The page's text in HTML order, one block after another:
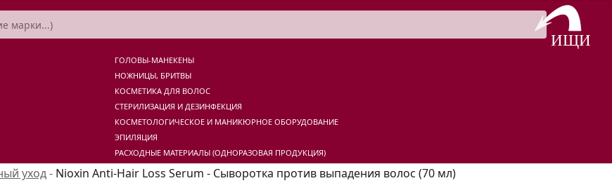
ГОЛОВЫ-МАНЕКЕНЫ
НОЖНИЦЫ, БРИТВЫ
КОСМЕТИКА ДЛЯ ВОЛОС
СТЕРИЛИЗАЦИЯ И ДЕЗИНФЕКЦИЯ
КОСМЕТОЛОГИЧЕСКОЕ И МАНИКЮРНОЕ ОБОРУДОВАНИЕ
ЭПИЛЯЦИЯ
РАСХОДНЫЕ МАТЕРИАЛЫ (ОДНОРАЗОВАЯ ПРОДУКЦИЯ)
уход- Nioxin Anti-Hair Loss Serum - Сыворотка против выпадения волос (70 мл)